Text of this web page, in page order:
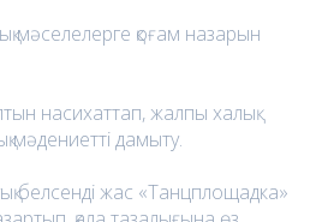
мәселелерге қоғам назарын
насихаттап, жалпы халық
мәдениетті дамыту.
белсенді жас «Танцплощадка»